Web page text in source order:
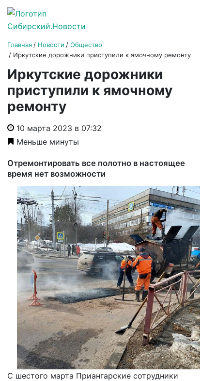
Главная Новости
Общество
Иркутские дорожники приступили к ямочному ремонту
Иркутские дорожники
приступили к ямочному
ремонту
10 марта 2023 в 07:32
Меньше минуты
Отремонтировать все полотно в настоящее
время нет возможности
С шестого марта Приангарские сотрудники